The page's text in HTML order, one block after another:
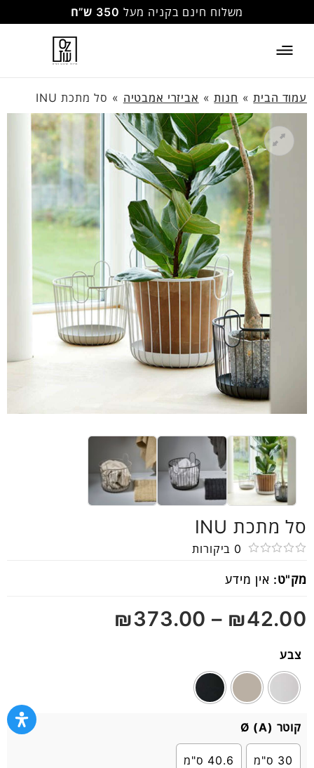
משלוח חינם בקניה מעל 350 ש”ח
עמוד הבית» חנות» אביזרי אמבטיה » סל מתכת INU
סל מתכת INU
0
5
0 ביקורות
מק"ט: אין מידע
₪42.00
–
₪373.00
צבע
קוטר Ø (A)
30 ס"מ 40.6 ס"מ